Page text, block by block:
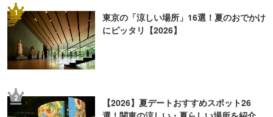
よく読まれている記事ランキング
1
東京の「涼しい場所」16選！夏のおでかけ
にピッタリ【2026】